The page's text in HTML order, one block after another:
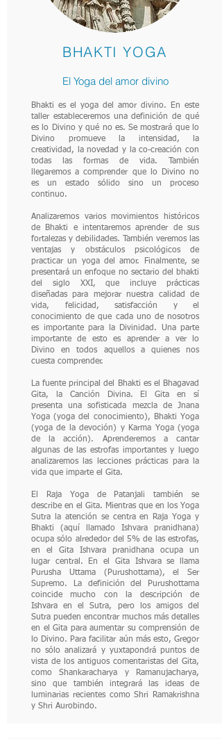
BHAKTI YOGA
El Yoga del amor divino
Bhakti es el yoga del amor divino. En este
taller estableceremos una definición de qué
es lo Divino y qué no es. Se mostrará que lo
Divino promueve la intensidad, la
creatividad, la novedad y la co-creación con
todas las formas de vida. También
llegaremos a comprender que lo Divino no
es un estado sólido sino un proceso
continuo.
Analizaremos varios movimientos históricos
de Bhakti e intentaremos aprender de sus
fortalezas y debilidades. También veremos las
ventajas y obstáculos psicológicos de
practicar un yoga del amor. Finalmente, se
presentará un enfoque no sectario del bhakti
del siglo XXI, que incluye prácticas
diseñadas para mejorar nuestra calidad de
vida, felicidad, satisfacción y el
conocimiento de que cada uno de nosotros
es importante para la Divinidad. Una parte
importante de esto es aprender a ver lo
Divino en todos aquellos a quienes nos
cuesta comprender.
La fuente principal del Bhakti es el Bhagavad
Gita, la Canción Divina. El Gita en sí
presenta una sofisticada mezcla de Jnana
Yoga (yoga del conocimiento), Bhakti Yoga
(yoga de la devoción) y Karma Yoga (yoga
de la acción). Aprenderemos a cantar
algunas de las estrofas importantes y luego
analizaremos las lecciones prácticas para la
vida que imparte el Gita.
El Raja Yoga de Patanjali también se
describe en el Gita. Mientras que en los Yoga
Sutra la atención se centra en Raja Yoga y
Bhakti (aquí llamado Ishvara pranidhana)
ocupa sólo alrededor del 5% de las estrofas,
en el Gita Ishvara pranidhana ocupa un
lugar central. En el Gita Ishvara se llama
Purusha Uttama (Purushottama), el Ser
Supremo. La definición del Purushottama
coincide mucho con la descripción de
Ishvara en el Sutra, pero los amigos del
Sutra pueden encontrar muchos más detalles
en el Gita para aumentar su comprensión de
lo Divino. Para facilitar aún más esto, Gregor
no sólo analizará y yuxtapondrá puntos de
vista de los antiguos comentaristas del Gita,
como Shankaracharya y Ramanujacharya,
sino que también integrará las ideas de
luminarias recientes como Shri Ramakrishna
y Shri Aurobindo.